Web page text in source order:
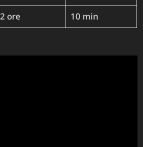
2 ore 10 min